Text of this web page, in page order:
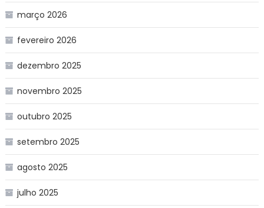
março 2026
fevereiro 2026
dezembro 2025
novembro 2025
outubro 2025
setembro 2025
agosto 2025
julho 2025